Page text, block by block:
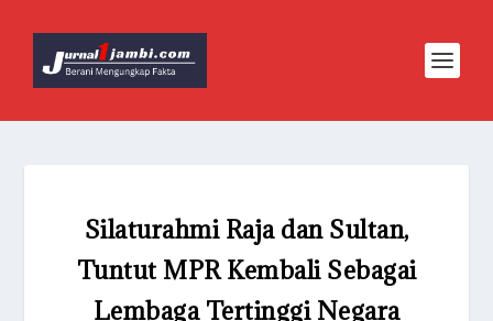
Silaturahmi Raja dan Sultan,
Tuntut MPR Kembali Sebagai
Lembaga Tertinggi Negara